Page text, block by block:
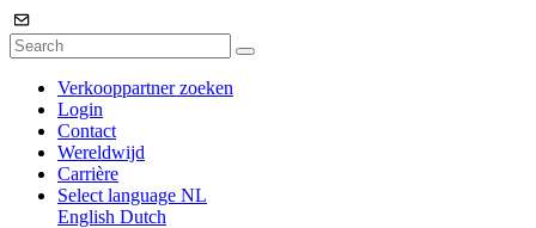
Verkooppartner zoeken
Login
Contact
Wereldwijd
Carrière
Select language NL
English Dutch